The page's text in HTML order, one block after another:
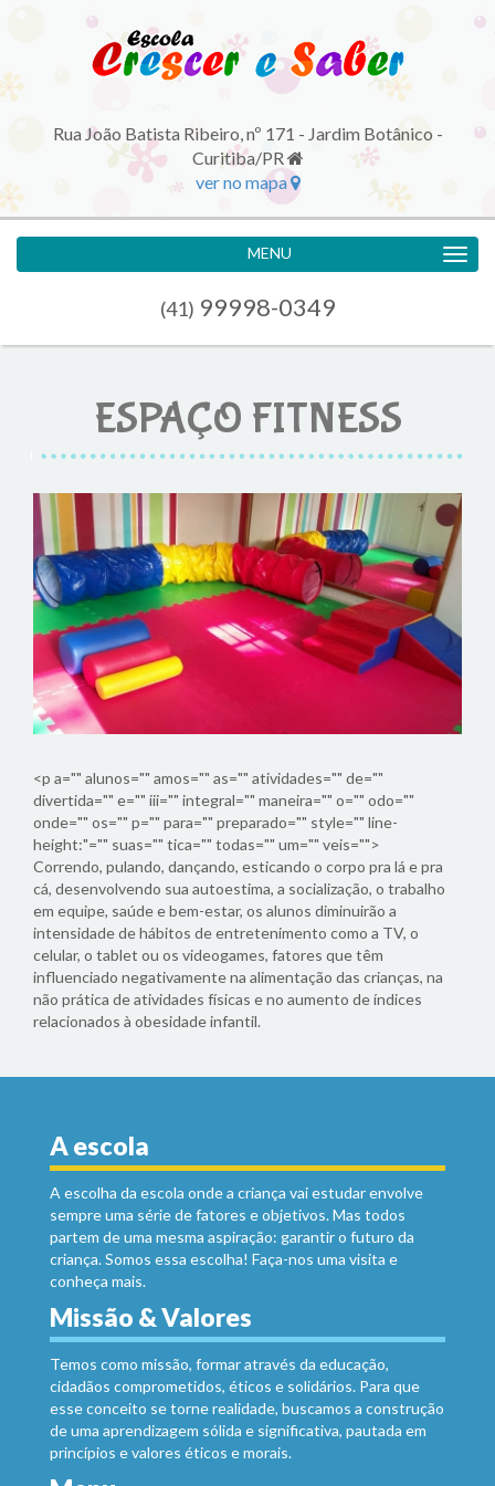
Rua João Batista Ribeiro, nº 171 - Jardim Botânico -
Curitiba/PR
ver no mapa
MENU
(41) 99998-0349
ESPAÇO FITNESS
<p a="" alunos="" amos="" as="" atividades="" de=""
divertida="" e="" iii="" integral="" maneira="" o="" odo=""
onde="" os="" p="" para="" preparado="" style="" line-
height:"="" suas="" tica="" todas="" um="" veis="">
Correndo, pulando, dançando, esticando o corpo pra lá e pra
cá, desenvolvendo sua autoestima, a socialização, o trabalho
em equipe, saúde e bem-estar, os alunos diminuirão a
intensidade de hábitos de entretenimento como a TV, o
celular, o tablet ou os videogames, fatores que têm
influenciado negativamente na alimentação das crianças, na
não prática de atividades físicas e no aumento de índices
relacionados à obesidade infantil.
A escola
A escolha da escola onde a criança vai estudar envolve
sempre uma série de fatores e objetivos. Mas todos
partem de uma mesma aspiração: garantir o futuro da
criança. Somos essa escolha! Faça-nos uma visita e
conheça mais.
Missão & Valores
Temos como missão, formar através da educação,
cidadãos comprometidos, éticos e solidários. Para que
esse conceito se torne realidade, buscamos a construção
de uma aprendizagem sólida e significativa, pautada em
princípios e valores éticos e morais.